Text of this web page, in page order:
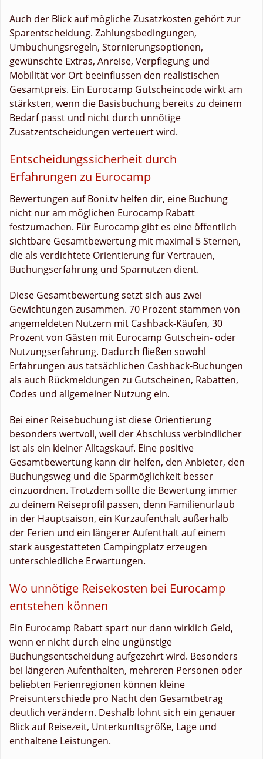
Auch der Blick auf mögliche Zusatzkosten gehört zur
Sparentscheidung. Zahlungsbedingungen,
Umbuchungsregeln, Stornierungsoptionen,
gewünschte Extras, Anreise, Verpflegung und
Mobilität vor Ort beeinflussen den realistischen
Gesamtpreis. Ein Eurocamp Gutscheincode wirkt am
stärksten, wenn die Basisbuchung bereits zu deinem
Bedarf passt und nicht durch unnötige
Zusatzentscheidungen verteuert wird.
Entscheidungssicherheit durch
Erfahrungen zu Eurocamp
Bewertungen auf Boni.tv helfen dir, eine Buchung
nicht nur am möglichen Eurocamp Rabatt
festzumachen. Für Eurocamp gibt es eine öffentlich
sichtbare Gesamtbewertung mit maximal 5 Sternen,
die als verdichtete Orientierung für Vertrauen,
Buchungserfahrung und Sparnutzen dient.
Diese Gesamtbewertung setzt sich aus zwei
Gewichtungen zusammen. 70 Prozent stammen von
angemeldeten Nutzern mit Cashback-Käufen, 30
Prozent von Gästen mit Eurocamp Gutschein- oder
Nutzungserfahrung. Dadurch fließen sowohl
Erfahrungen aus tatsächlichen Cashback-Buchungen
als auch Rückmeldungen zu Gutscheinen, Rabatten,
Codes und allgemeiner Nutzung ein.
Bei einer Reisebuchung ist diese Orientierung
besonders wertvoll, weil der Abschluss verbindlicher
ist als ein kleiner Alltagskauf. Eine positive
Gesamtbewertung kann dir helfen, den Anbieter, den
Buchungsweg und die Sparmöglichkeit besser
einzuordnen. Trotzdem sollte die Bewertung immer
zu deinem Reiseprofil passen, denn Familienurlaub
in der Hauptsaison, ein Kurzaufenthalt außerhalb
der Ferien und ein längerer Aufenthalt auf einem
stark ausgestatteten Campingplatz erzeugen
unterschiedliche Erwartungen.
Wo unnötige Reisekosten bei Eurocamp
entstehen können
Ein Eurocamp Rabatt spart nur dann wirklich Geld,
wenn er nicht durch eine ungünstige
Buchungsentscheidung aufgezehrt wird. Besonders
bei längeren Aufenthalten, mehreren Personen oder
beliebten Ferienregionen können kleine
Preisunterschiede pro Nacht den Gesamtbetrag
deutlich verändern. Deshalb lohnt sich ein genauer
Blick auf Reisezeit, Unterkunftsgröße, Lage und
enthaltene Leistungen.